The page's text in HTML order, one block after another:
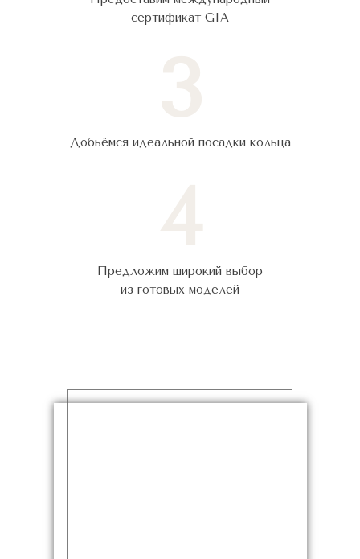
сертификат GIA
Добьёмся идеальной посадки кольца
Предложим широкий выбор
из готовых моделей